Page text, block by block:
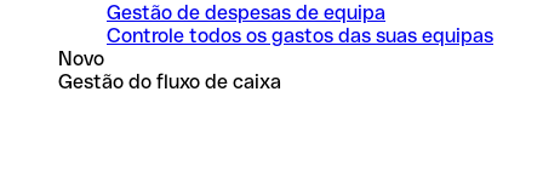
Gestão de despesas de equipa
Controle todos os gastos das suas equipas
Novo
Gestão do fluxo de caixa